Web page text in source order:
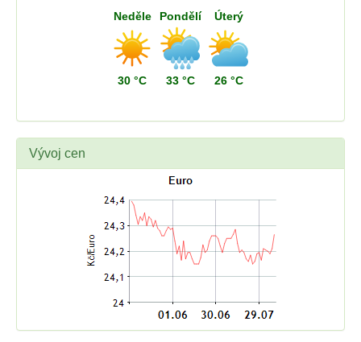
Neděle
30 °C
Pondělí
33 °C
Úterý
26 °C
Vývoj cen